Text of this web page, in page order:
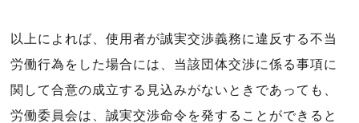
以上によれば、使用者が誠実交渉義務に違反する不当
労働行為をした場合には、当該団体交渉に係る事項に
関して合意の成立する見込みがないときであっても、
労働委員会は、誠実交渉命令を発することができると